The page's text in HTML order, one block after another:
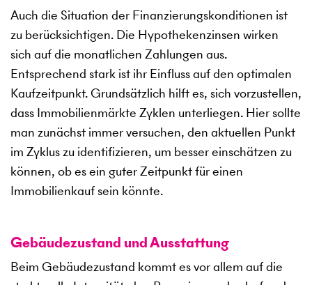
Auch die Situation der Finanzierungskonditionen ist
zu berücksichtigen. Die Hypothekenzinsen wirken
sich auf die monatlichen Zahlungen aus.
Entsprechend stark ist ihr Einfluss auf den optimalen
Kaufzeitpunkt. Grundsätzlich hilft es, sich vorzustellen,
dass Immobilienmärkte Zyklen unterliegen. Hier sollte
man zunächst immer versuchen, den aktuellen Punkt
im Zyklus zu identifizieren, um besser einschätzen zu
können, ob es ein guter Zeitpunkt für einen
Immobilienkauf sein könnte.
Gebäudezustand und Ausstattung
Beim Gebäudezustand kommt es vor allem auf die